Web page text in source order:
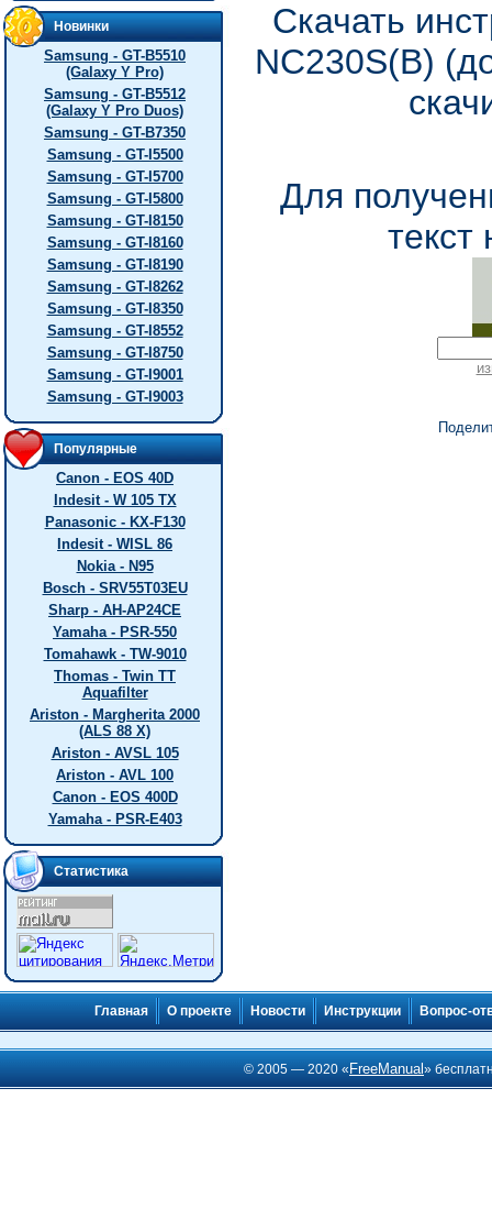
Новинки
Samsung - GT-B5510
(Galaxy Y Pro)
Samsung - GT-B5512
(Galaxy Y Pro Duos)
Samsung - GT-B7350
Samsung - GT-I5500
Samsung - GT-I5700
Samsung - GT-I5800
Samsung - GT-I8150
Samsung - GT-I8160
Samsung - GT-I8190
Samsung - GT-I8262
Samsung - GT-I8350
Samsung - GT-I8552
Samsung - GT-I8750
Samsung - GT-I9001
Samsung - GT-I9003
Популярные
Canon - EOS 40D
Indesit - W 105 TX
Panasonic - KX-F130
Indesit - WISL 86
Nokia - N95
Bosch - SRV55T03EU
Sharp - AH-AP24CE
Yamaha - PSR-550
Tomahawk - TW-9010
Thomas - Twin TT
Aquafilter
Ariston - Margherita 2000
(ALS 88 X)
Ariston - AVSL 105
Ariston - AVL 100
Canon - EOS 400D
Yamaha - PSR-E403
Статистика
Скачать
NC230S(B)
Для
текст
Главная О проекте Новости Инструкции Вопрос-
© 2005 — 2020 « FreeManual»